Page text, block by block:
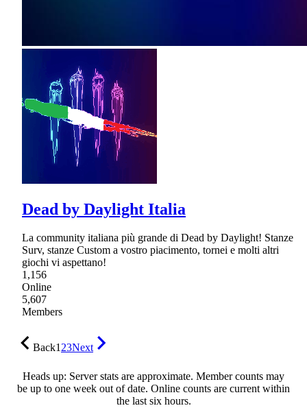
Dead by Daylight Italia
La community italiana più grande di Dead by Daylight! Stanze
Surv, stanze Custom a vostro piacimento, tornei e molti altri
giochi vi aspettano!
1,156
Online
5,607
Members
Back123Next
Heads up: Server stats are approximate. Member counts may
be up to one week out of date. Online counts are current within
the last six hours.